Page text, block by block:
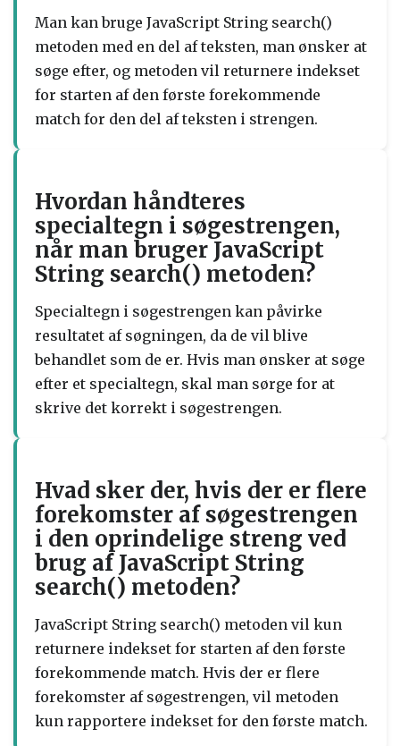
Man kan bruge JavaScript String search()
metoden med en del af teksten, man ønsker at
søge efter, og metoden vil returnere indekset
for starten af den første forekommende
match for den del af teksten i strengen.
Hvordan håndteres
specialtegn i søgestrengen,
når man bruger JavaScript
String search() metoden?
Specialtegn i søgestrengen kan påvirke
resultatet af søgningen, da de vil blive
behandlet som de er. Hvis man ønsker at søge
efter et specialtegn, skal man sørge for at
skrive det korrekt i søgestrengen.
Hvad sker der, hvis der er flere
forekomster af søgestrengen
i den oprindelige streng ved
brug af JavaScript String
search() metoden?
JavaScript String search() metoden vil kun
returnere indekset for starten af den første
forekommende match. Hvis der er flere
forekomster af søgestrengen, vil metoden
kun rapportere indekset for den første match.